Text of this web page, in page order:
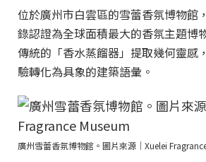
位於廣州市白雲區的雪蕾香氛博物館
錄認證為全球面積最大的香氛主題博
傳統的「香水蒸餾器」提取幾何靈感
驗轉化為具象的建築語彙。
廣州雪蕾香氛博物館。圖片來源｜Xuelei